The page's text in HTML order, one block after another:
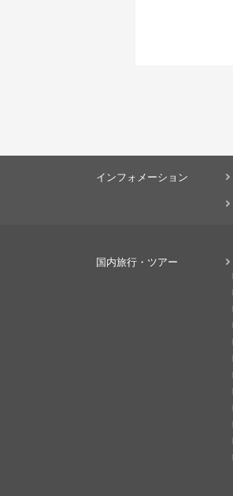
インフォメーション
国内旅行・ツアー